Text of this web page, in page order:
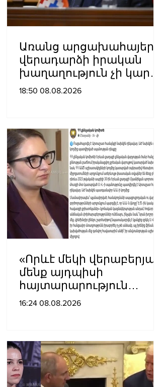
Առանց արցախահայերի
վերադարձի իրական
խաղաղություն չի կարող
լինել․ Սաղաթելյան
18:50 08.08.2026
«Որևէ մեկի վերաբերյալ
մենք այդպիսի
հայտարարություն
չպետք է ունենանք»․
16:24 08.08.2026